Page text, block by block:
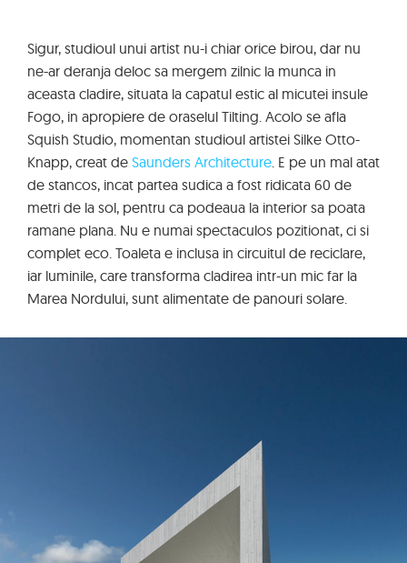
Sigur, studioul unui artist nu-i chiar orice birou, dar nu
ne-ar deranja deloc sa mergem zilnic la munca in
aceasta cladire, situata la capatul estic al micutei insule
Fogo, in apropiere de oraselul Tilting. Acolo se afla
Squish Studio, momentan studioul artistei Silke Otto-
Knapp, creat de Saunders Architecture. E pe un mal atat
de stancos, incat partea sudica a fost ridicata 60 de
metri de la sol, pentru ca podeaua la interior sa poata
ramane plana. Nu e numai spectaculos pozitionat, ci si
complet eco. Toaleta e inclusa in circuitul de reciclare,
iar luminile, care transforma cladirea intr-un mic far la
Marea Nordului, sunt alimentate de panouri solare.